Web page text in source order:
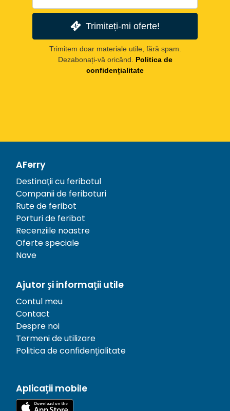
Trimiteți-mi oferte!
Trimitem doar materiale utile, fără spam.
Dezabonați-vă oricând.
Politica de
confidențialitate
AFerry
Destinații cu feribotul
Companii de feriboturi
Rute de feribot
Porturi de feribot
Recenziile noastre
Oferte speciale
Nave
Ajutor și informații utile
Contul meu
Contact
Despre noi
Termeni de utilizare
Politica de confidențialitate
Aplicații mobile